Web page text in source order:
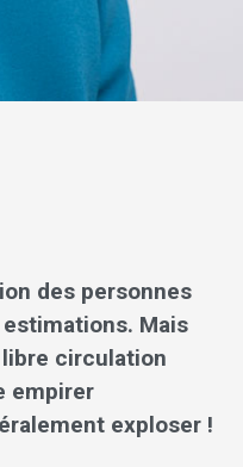
des personnes
estimations. Mais
libre circulation
empirer
exploser !